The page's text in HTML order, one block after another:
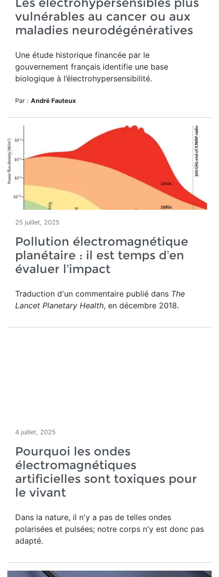
vulnérables au cancer ou aux
maladies neurodégénératives
Une étude historique financée par le
gouvernement français identifie une base
biologique à l’électrohypersensibilité.
Par : André Fauteux
25 juillet, 2025
Pollution électromagnétique
planétaire : il est temps d’en
évaluer l’impact
Traduction d'un commentaire publié dans The
Lancet Planetary Health, en décembre 2018.
4 juillet, 2025
Pourquoi les ondes
électromagnétiques
artificielles sont toxiques pour
le vivant
Dans la nature, il n'y a pas de telles ondes
polarisées et pulsées; notre corps n'y est donc pas
adapté.